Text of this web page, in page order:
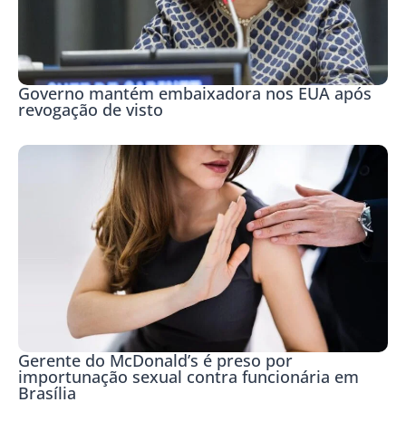
Governo mantém embaixadora nos EUA após
revogação de visto
Gerente do McDonald’s é preso por
importunação sexual contra funcionária em
Brasília